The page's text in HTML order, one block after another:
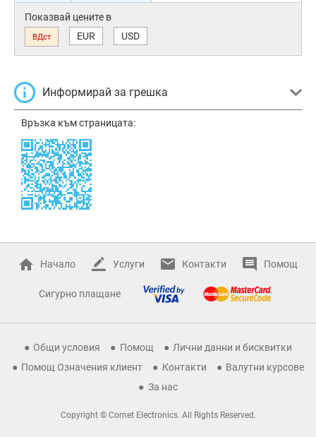
Показвай цените в
ВДст EUR USD
Информирай за грешка
Връзка към страницата:
Начало Услуги Контакти Помощ
Сигурно плащане
Общи условия Помощ
Лични данни и бисквитки
Помощ Означения клиент
Контакти
Валутни курсове
За нас
Copyright © Comet Electronics. All Rights Reserved.